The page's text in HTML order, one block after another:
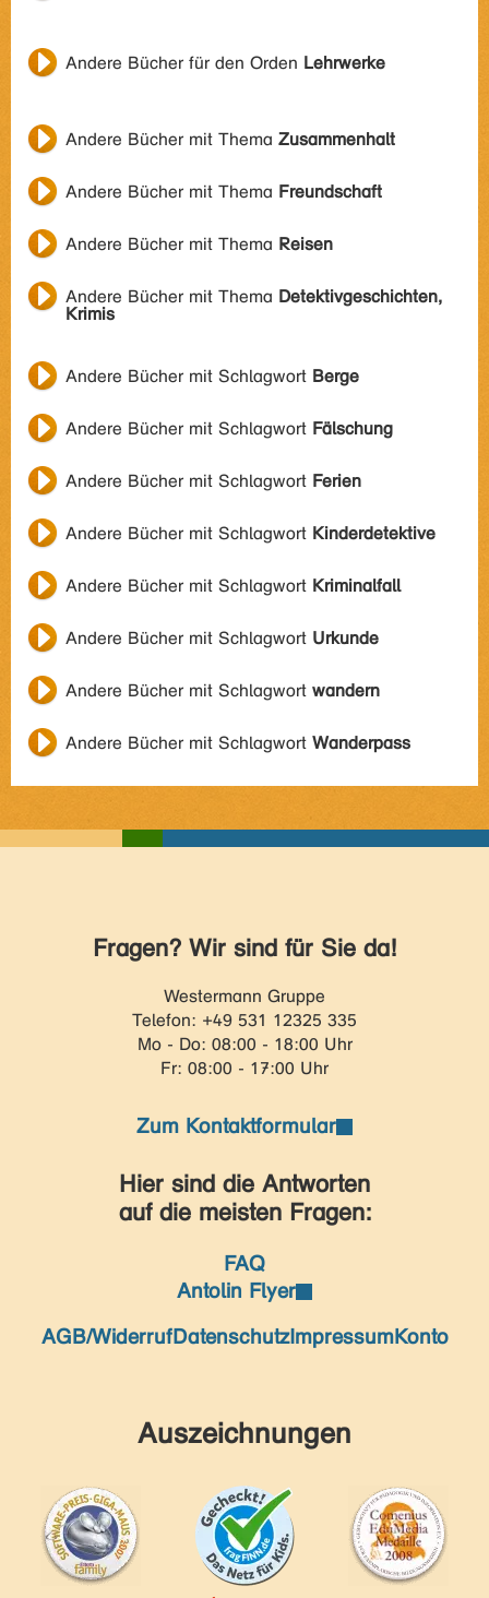
Andere Bücher für den Orden Lehrwerke
Andere Bücher mit Thema Zusammenhalt
Andere Bücher mit Thema Freundschaft
Andere Bücher mit Thema Reisen
Andere Bücher mit Thema Detektivgeschichten,
Krimis
Andere Bücher mit Schlagwort Berge
Andere Bücher mit Schlagwort Fälschung
Andere Bücher mit Schlagwort Ferien
Andere Bücher mit Schlagwort Kinderdetektive
Andere Bücher mit Schlagwort Kriminalfall
Andere Bücher mit Schlagwort Urkunde
Andere Bücher mit Schlagwort wandern
Andere Bücher mit Schlagwort Wanderpass